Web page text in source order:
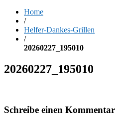
Home
/
Helfer-Dankes-Grillen
/
20260227_195010
20260227_195010
Schreibe einen Kommentar